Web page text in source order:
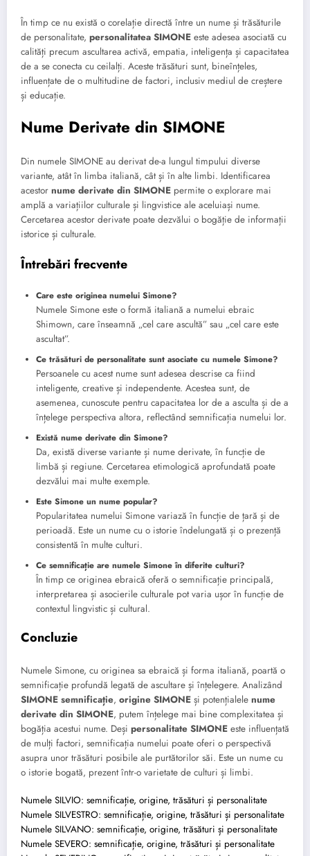
În timp ce nu există o corelație directă între un nume și trăsăturile
de personalitate, personalitatea SIMONE este adesea asociată cu
calități precum ascultarea activă, empatia, inteligența și capacitatea
de a se conecta cu ceilalți. Aceste trăsături sunt, bineînțeles,
influențate de o multitudine de factori, inclusiv mediul de creștere
și educație.
Nume Derivate din SIMONE
Din numele SIMONE au derivat de-a lungul timpului diverse
variante, atât în limba italiană, cât și în alte limbi. Identificarea
acestor nume derivate din SIMONE permite o explorare mai
amplă a variațiilor culturale și lingvistice ale aceluiași nume.
Cercetarea acestor derivate poate dezvălui o bogăție de informații
istorice și culturale.
Întrebări frecvente
Care este originea numelui Simone?
Numele Simone este o formă italiană a numelui ebraic
Shimown, care înseamnă „cel care ascultă” sau „cel care este
ascultat”.
Ce trăsături de personalitate sunt asociate cu numele Simone?
Persoanele cu acest nume sunt adesea descrise ca fiind
inteligente, creative și independente. Acestea sunt, de
asemenea, cunoscute pentru capacitatea lor de a asculta și de a
înțelege perspectiva altora, reflectând semnificația numelui lor.
Există nume derivate din Simone?
Da, există diverse variante și nume derivate, în funcție de
limbă și regiune. Cercetarea etimologică aprofundată poate
dezvălui mai multe exemple.
Este Simone un nume popular?
Popularitatea numelui Simone variază în funcție de țară și de
perioadă. Este un nume cu o istorie îndelungată și o prezență
consistentă în multe culturi.
Ce semnificație are numele Simone în diferite culturi?
În timp ce originea ebraică oferă o semnificație principală,
interpretarea și asocierile culturale pot varia ușor în funcție de
contextul lingvistic și cultural.
Concluzie
Numele Simone, cu originea sa ebraică și forma italiană, poartă o
semnificație profundă legată de ascultare și înțelegere. Analizând
SIMONE semnificație, origine SIMONE și potențialele nume
derivate din SIMONE, putem înțelege mai bine complexitatea și
bogăția acestui nume. Deși personalitate SIMONE este influențată
de mulți factori, semnificația numelui poate oferi o perspectivă
asupra unor trăsături posibile ale purtătorilor săi. Este un nume cu
o istorie bogată, prezent într-o varietate de culturi și limbi.
Numele SILVIO: semnificație, origine, trăsături și personalitate
Numele SILVESTRO: semnificație, origine, trăsături și personalitate
Numele SILVANO: semnificație, origine, trăsături și personalitate
Numele SEVERO: semnificație, origine, trăsături și personalitate